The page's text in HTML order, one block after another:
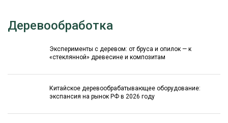
Деревообработка
Эксперименты с деревом: от бруса и опилок — к
«стеклянной» древесине и композитам
Китайское деревообрабатывающее оборудование:
экспансия на рынок РФ в 2026 году